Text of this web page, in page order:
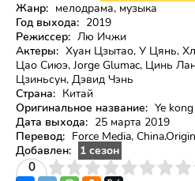
Жанр: мелодрама, музыка
Год выхода: 2019
Режиссер: Лю Ичжи
Актеры: Хуан Цзытао, У Цянь,
Цао Сиюэ, Jorge Glumac, Цинь
Цзиньсун, Дэвид Чэнь
Страна: Китай
Оригинальное название: Ye
Дата выхода: 25 марта 2019
Перевод: Force Media,
Добавлен:
1 сезон
0
4 5 6 7 8 9 10